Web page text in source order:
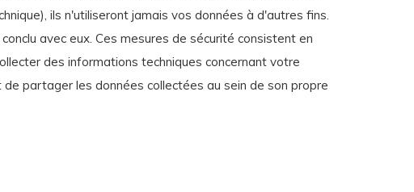
ils n'utiliseront jamais vos données à d'autres fins.
avec eux. Ces mesures de sécurité consistent en
des informations techniques concernant votre
partager les données collectées au sein de son propre